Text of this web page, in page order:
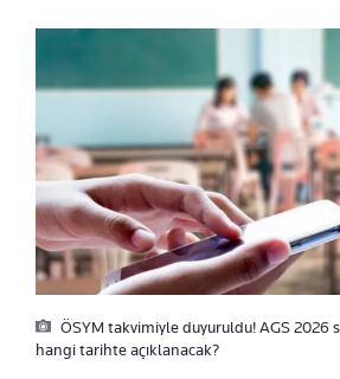
ÖSYM takvimiyle duyuruldu! AGS 2026
hangi tarihte açıklanacak?